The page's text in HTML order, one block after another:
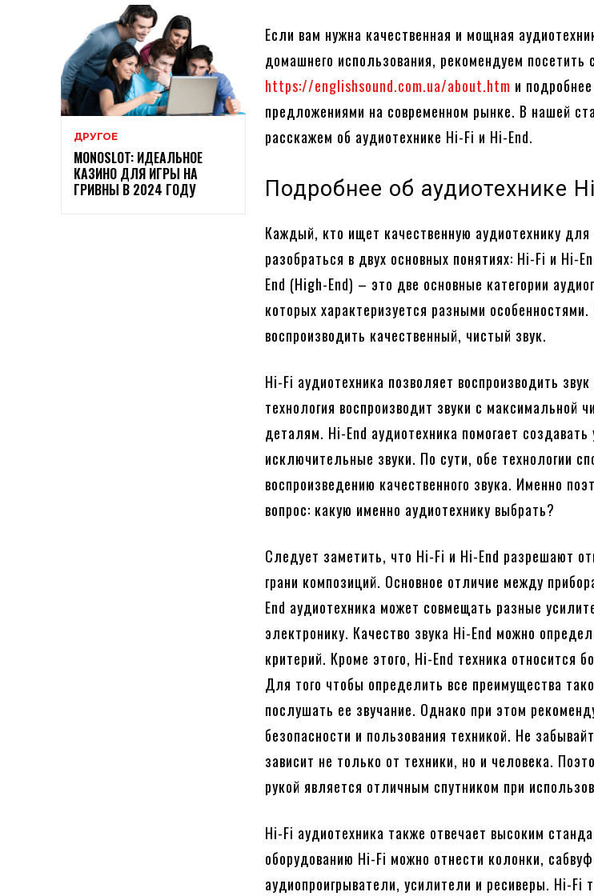
ДРУГОЕ
MONOSLOT: ИДЕАЛЬНОЕ
КАЗИНО ДЛЯ ИГРЫ НА
ГРИВНЫ В 2024 ГОДУ
Если вам нужна качественная и мощная
домашнего использования, рекомендуем посетить
https://englishsound.com.ua/about.htm и
предложениями на современном рынке. В нашей
расскажем об аудиотехнике Hi-Fi и Hi-End.
Подробнее об аудиотехнике
Каждый, кто ищет качественную аудиотехнику
разобраться в двух основных понятиях: Hi-Fi и Hi-
End (High-End) – это две основные категории
которых характеризуется разными
воспроизводить качественный, чистый звук.
Hi-Fi аудиотехника позволяет воспроизводить
технология воспроизводит звуки с максимальной
деталям. Hi-End аудиотехника помогает
исключительные звуки. По сути, обе технологии
воспроизведению качественного звука. Именно
вопрос: какую именно аудиотехнику выбрать?
Следует заметить, что Hi-Fi и Hi-End разрешают
грани композиций. Основное отличие между
End аудиотехника может совмещать разные
электронику. Качество звука Hi-End можно
критерий. Кроме этого, Hi-End техника относится
Для того чтобы определить все преимущества
послушать ее звучание. Однако при этом
безопасности и пользования техникой. Не
зависит не только от техники, но и человека.
рукой является отличным спутником при
Hi-Fi аудиотехника также отвечает высоким
оборудованию Hi-Fi можно отнести колонки,
аудиопроигрыватели, усилители и ресиверы. Hi-Fi